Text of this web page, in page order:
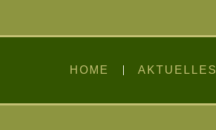
HOME AKTUELLES